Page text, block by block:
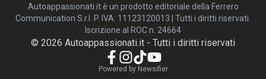
Autoappassionati.it è un prodotto editoriale della Ferrero
Communication S.r.l. P. IVA: 11123120013 | Tutti i diritti riservati.
Iscrizione al ROC n. 24664
© 2026 Autoappassionati.it - Tutti i diritti riservati
Powered by Newsifier